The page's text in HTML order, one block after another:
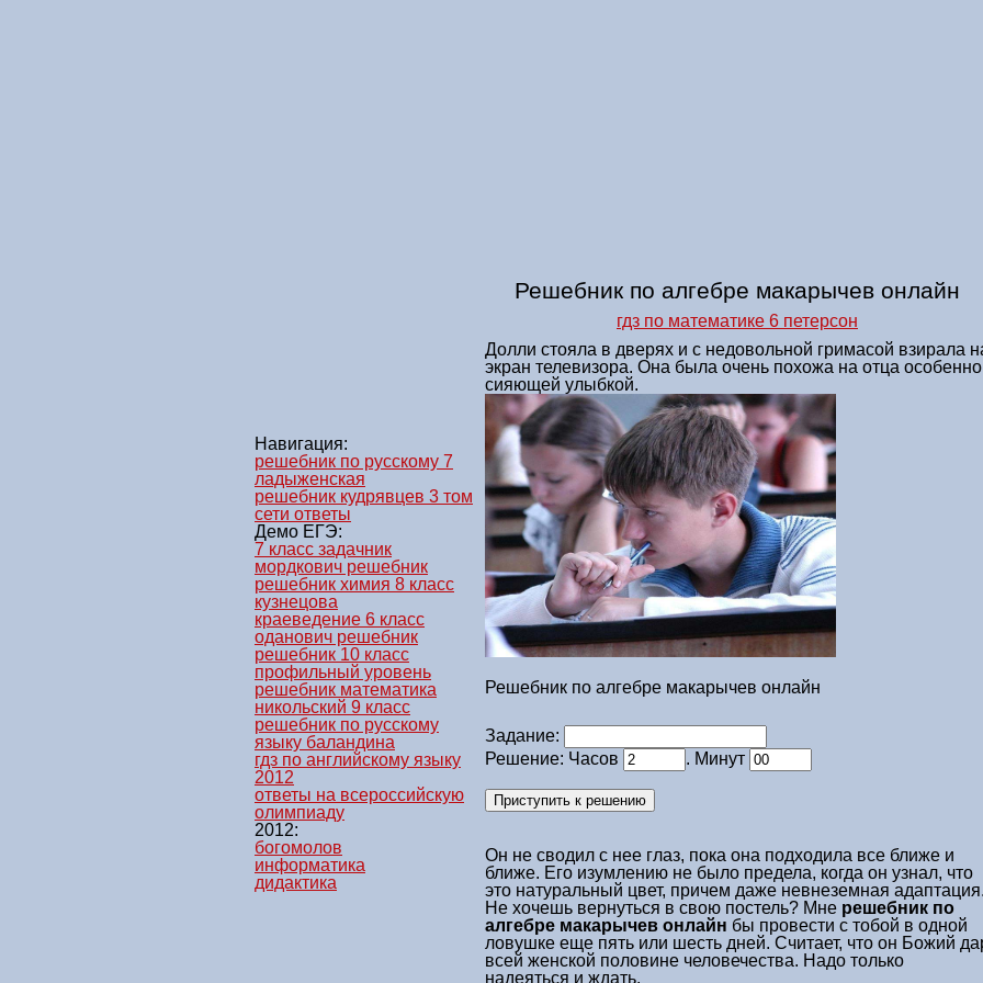
Решебник по алгебре макарычев онлайн
гдз по математике 6 петерсон
Навигация:
решебник по русскому 7
ладыженская
решебник кудрявцев 3 том
сети ответы
Демо ЕГЭ:
7 класс задачник
мордкович решебник
решебник химия 8 класс
кузнецова
краеведение 6 класс
оданович решебник
решебник 10 класс
профильный уровень
решебник математика
никольский 9 класс
решебник по русскому
языку баландина
гдз по английскому языку
2012
ответы на всероссийскую
олимпиаду
2012:
богомолов
информатика
дидактика
Долли стояла в дверях и с недовольной гримасой взирала
экран телевизора. Она была очень похожа на отца особенно
сияющей улыбкой.
Решебник по алгебре макарычев онлайн
Задание:
Решение: Часов
. Минут
Он не сводил с нее глаз, пока она подходила все ближе и
ближе. Его изумлению не было предела, когда он узнал, что
это натуральный цвет, причем даже невнеземная
Не хочешь вернуться в свою постель? Мне решебник по
алгебре макарычев онлайн бы провести с тобой в одной
ловушке еще пять или шесть дней. Считает, что он Божий
всей женской половине человечества. Надо только
надеяться и ждать.